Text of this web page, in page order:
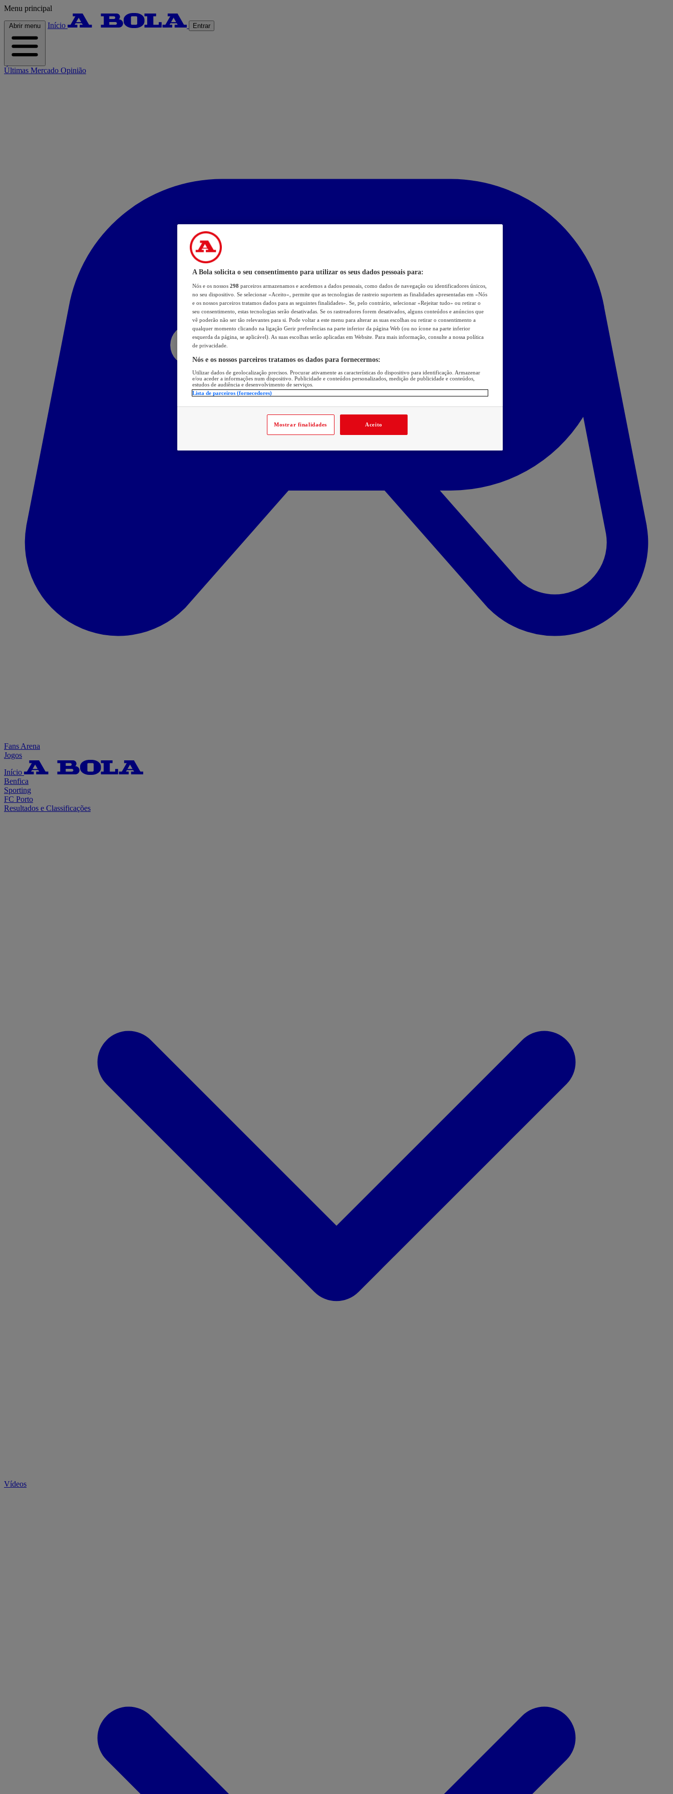
Menu principal
Abrir menu Início Entrar
Últimas Mercado Opinião
Fans Arena
Jogos
Início
Benfica
Sporting
FC Porto
Resultados e Classificações
Vídeos
A Bola solicita o seu consentimento para utilizar os seus dados pessoais para:
Nós e os nossos 298 parceiros armazenamos e acedemos a dados pessoais, como dados de navegação ou identificadores únicos,
no seu dispositivo. Se selecionar «Aceito», permite que as tecnologias de rastreio suportem as finalidades apresentadas em «Nós
e os nossos parceiros tratamos dados para as seguintes finalidades». Se, pelo contrário, selecionar «Rejeitar tudo» ou retirar o
seu consentimento, estas tecnologias serão desativadas. Se os rastreadores forem desativados, alguns conteúdos e anúncios que
vê poderão não ser tão relevantes para si. Pode voltar a este menu para alterar as suas escolhas ou retirar o consentimento a
qualquer momento clicando na ligação Gerir preferências na parte inferior da página Web (ou no ícone na parte inferior
esquerda da página, se aplicável). As suas escolhas serão aplicadas em Website. Para mais informação, consulte a nossa política
de privacidade.
Nós e os nossos parceiros tratamos os dados para fornecermos:
Utilizar dados de geolocalização precisos. Procurar ativamente as características do dispositivo para identificação. Armazenar
e/ou aceder a informações num dispositivo. Publicidade e conteúdos personalizados, medição de publicidade e conteúdos,
estudos de audiência e desenvolvimento de serviços.
Lista de parceiros (fornecedores)
Mostrar finalidades Aceito